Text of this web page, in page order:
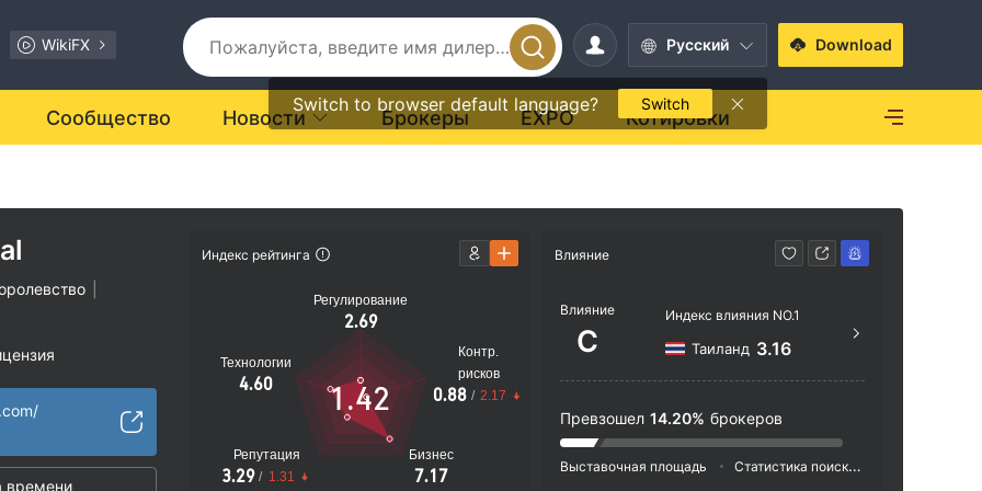
WikiFX Pусский
Switch to browser default language? Switch
Download
Сообщество Новости Брокеры EXPO Котировки
риски
времени
Индекс рейтинга
Регулирование
2.69
Технологии
4.60
Репутация
3.29 / 1.31
Бизнес
7.17
Контр.
рисков
0.88 / 2.17
1.42
Влияние
Влияние
C
Индекс влияния NO.1
Таиланд 3.16
Превзошел 14.20% брокеров
Выставочная площадь Статистика поиска